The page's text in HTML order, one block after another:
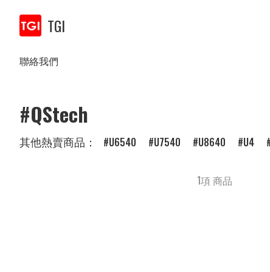
TGI
聯絡我們
#QStech
其他熱賣商品： U6540 U7540 U8640 U4
1項 商品